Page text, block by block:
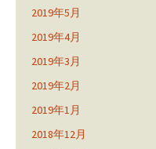
2019年5月
2019年4月
2019年3月
2019年2月
2019年1月
2018年12月